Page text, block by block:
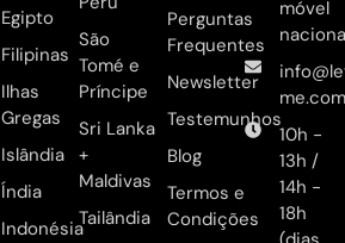
Egipto
Filipinas
Ilhas
Gregas
Islândia
Índia
Indonésia
São
Tomé e
Príncipe
Sri Lanka
+
Maldivas
Tailândia
Perguntas
Frequentes
Newsletter
Testemunhos
Blog
Termos e
Condições
móvel
10h -
13h /
14h -
18h